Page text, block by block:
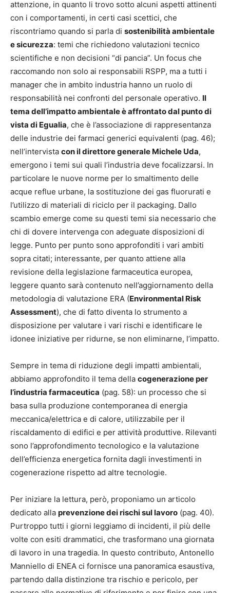
attenzione, in quanto li trovo sotto alcuni aspetti attinenti
con i comportamenti, in certi casi scettici, che
riscontriamo quando si parla di sostenibilità ambientale
e sicurezza: temi che richiedono valutazioni tecnico
scientifiche e non decisioni “di pancia”. Un focus che
raccomando non solo ai responsabili RSPP, ma a tutti i
manager che in ambito industria hanno un ruolo di
responsabilità nei confronti del personale operativo. Il
tema dell’impatto ambientale è affrontato dal punto di
vista di Egualia, che è l’associazione di rappresentanza
delle industrie dei farmaci generici equivalenti (pag. 46);
nell’intervista con il direttore generale Michele Uda,
emergono i temi sui quali l’industria deve focalizzarsi. In
particolare le nuove norme per lo smaltimento delle
acque reflue urbane, la sostituzione dei gas fluorurati e
l’utilizzo di materiali di riciclo per il packaging. Dallo
scambio emerge come su questi temi sia necessario che
chi di dovere intervenga con adeguate disposizioni di
legge. Punto per punto sono approfonditi i vari ambiti
sopra citati; interessante, per quanto attiene alla
revisione della legislazione farmaceutica europea,
leggere quanto sarà contenuto nell’aggiornamento della
metodologia di valutazione ERA (Environmental Risk
Assessment), che di fatto diventa lo strumento a
disposizione per valutare i vari rischi e identificare le
idonee iniziative per ridurne, se non eliminarne, l’impatto.
Sempre in tema di riduzione degli impatti ambientali,
abbiamo approfondito il tema della cogenerazione per
l’industria farmaceutica (pag. 58): un processo che si
basa sulla produzione contemporanea di energia
meccanica/elettrica e di calore, utilizzabile per il
riscaldamento di edifici e per attività produttive. Rilevanti
sono l’approfondimento tecnologico e la valutazione
dell’efficienza energetica fornita dagli investimenti in
cogenerazione rispetto ad altre tecnologie.
Per iniziare la lettura, però, proponiamo un articolo
dedicato alla prevenzione dei rischi sul lavoro (pag. 40).
Purtroppo tutti i giorni leggiamo di incidenti, il più delle
volte con esiti drammatici, che trasformano una giornata
di lavoro in una tragedia. In questo contributo, Antonello
Manniello di ENEA ci fornisce una panoramica esaustiva,
partendo dalla distinzione tra rischio e pericolo, per